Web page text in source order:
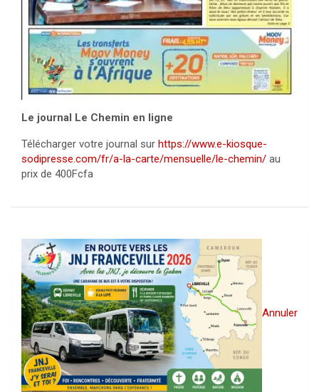
Le journal Le Chemin en ligne
Télécharger votre journal sur https://www.e-kiosque-
sodipresse.com/fr/a-la-carte/mensuelle/le-chemin/ au
prix de 400Fcfa
Annuler